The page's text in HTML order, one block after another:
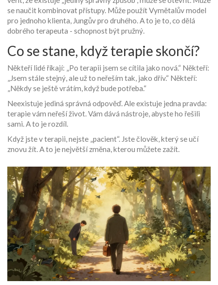
se naučit kombinovat přístupy. Může použít Vymětalův model
pro jednoho klienta, Jungův pro druhého. A to je to, co dělá
dobrého terapeuta - schopnost být pružný.
Co se stane, když terapie skončí?
Někteří lidé říkají: „Po terapii jsem se cítila jako nová.“ Někteří:
„Jsem stále stejný, ale už to neřeším tak, jako dřív.“ Někteří:
„Někdy se ještě vrátím, když bude potřeba.“
Neexistuje jediná správná odpověď. Ale existuje jedna pravda:
terapie vám neřeší život. Vám dává nástroje, abyste ho řešili
sami. A to je rozdíl.
Když jste v terapii, nejste „pacient“. Jste člověk, který se učí
znovu žít. A to je největší změna, kterou můžete zažít.